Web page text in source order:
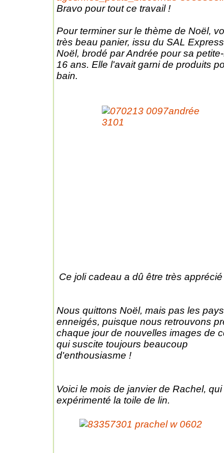
Bravo pour tout ce travail !
Pour terminer sur le thème de Noël,
très beau panier, issu du SAL
Noël, brodé par Andrée pour sa
16 ans. Elle l'avait garni de produits
bain.
Ce joli cadeau a dû être très apprécié
Nous quittons Noël, mais pas les
enneigés, puisque nous retrouvons
chaque jour de nouvelles images de
qui suscite toujours beaucoup
d'enthousiasme !
Voici le mois de janvier de Rachel, qui
expérimenté la toile de lin.